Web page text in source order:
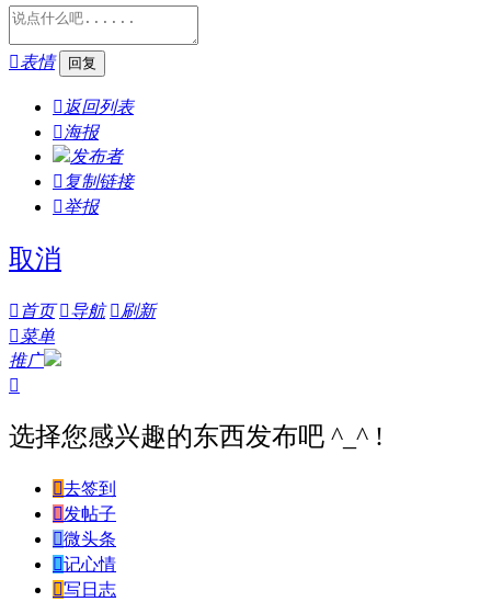
表情
 返回列表
 海报
发布者
 复制链接
举报
取消
 首页 导航 刷新
菜单
推广

选择您感兴趣的东西发布吧 ^_^ !
去签到
发帖子
微头条
记心情
写日志